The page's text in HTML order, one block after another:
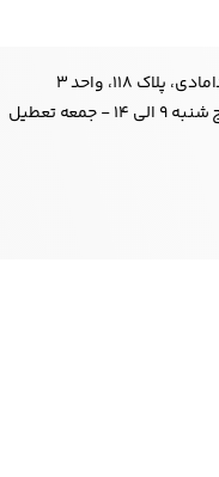
۱۱۸، واحد 3